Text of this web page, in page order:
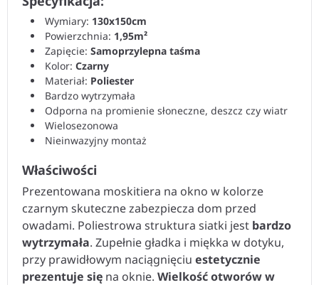
Wymiary: 130x150cm
Powierzchnia: 1,95m²
Zapięcie: Samoprzylepna taśma
Kolor: Czarny
Materiał: Poliester
Bardzo wytrzymała
Odporna na promienie słoneczne, deszcz czy wiatr
Wielosezonowa
Nieinwazyjny montaż
Właściwości
Prezentowana moskitiera na okno w kolorze
czarnym skuteczne zabezpiecza dom przed
owadami. Poliestrowa struktura siatki jest bardzo
wytrzymała. Zupełnie gładka i miękka w dotyku,
przy prawidłowym naciągnięciu estetycznie
prezentuje się na oknie. Wielkość otworów w